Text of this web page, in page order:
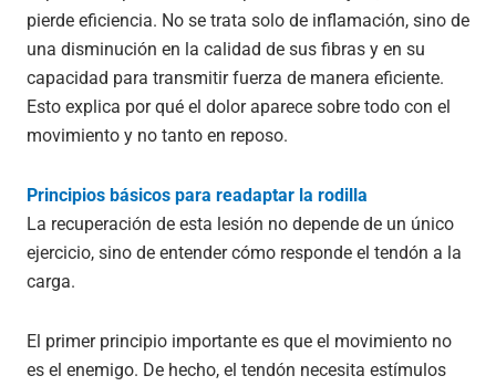
pierde eficiencia. No se trata solo de inflamación, sino de
una disminución en la calidad de sus fibras y en su
capacidad para transmitir fuerza de manera eficiente.
Esto explica por qué el dolor aparece sobre todo con el
movimiento y no tanto en reposo.
Principios básicos para readaptar la rodilla
La recuperación de esta lesión no depende de un único
ejercicio, sino de entender cómo responde el tendón a la
carga.
El primer principio importante es que el movimiento no
es el enemigo. De hecho, el tendón necesita estímulos